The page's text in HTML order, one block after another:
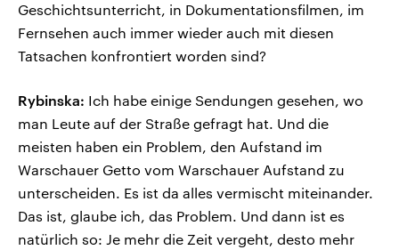
Geschichtsunterricht, in Dokumentationsfilmen, im
Fernsehen auch immer wieder auch mit diesen
Tatsachen konfrontiert worden sind?
Rybinska: Ich habe einige Sendungen gesehen, wo
man Leute auf der Straße gefragt hat. Und die
meisten haben ein Problem, den Aufstand im
Warschauer Getto vom Warschauer Aufstand zu
unterscheiden. Es ist da alles vermischt miteinander.
Das ist, glaube ich, das Problem. Und dann ist es
natürlich so: Je mehr die Zeit vergeht, desto mehr